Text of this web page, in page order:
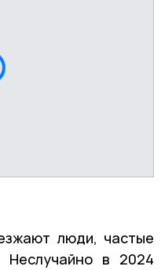
люди, частые
Неслучайно в 2024